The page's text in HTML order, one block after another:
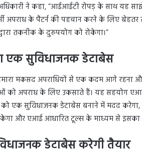
ने कहा, “आईआईटी रोपड़ के साथ यह
अपराध के पैटर्न की पहचान करने के लिए बेहतर
तकनीक के दुरुपयोग को रोकेगा।”
एक सुविधाजनक डेटाबेस
मकसद अपराधियों से एक कदम आगे रहना
अपराध के लिए उकसाते हैं। यह सहयोग
एक सुविधाजनक डेटाबेस बनाने में मदद करेगा,
और एआई आधारित टूल्स के माध्यम से इसका
डेटाबेस करेगी तैयार